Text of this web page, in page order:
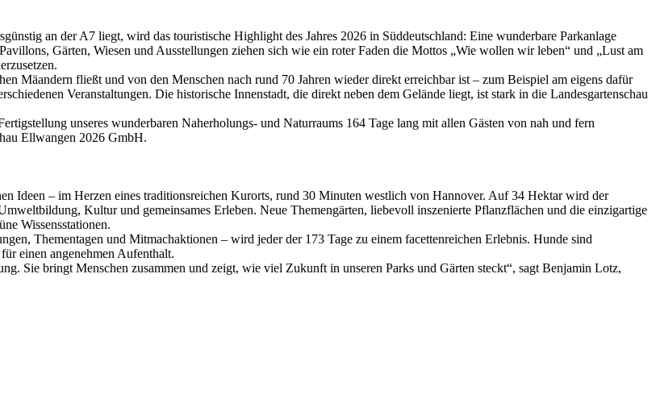
an der A7 liegt, wird das touristische Highlight des Jahres 2026 in Süddeutschland: Eine wunderbare Parkanlage
Gärten, Wiesen und Ausstellungen ziehen sich wie ein roter Faden die Mottos „Wie wollen wir leben“ und „Lust am
Mäandern fließt und von den Menschen nach rund 70 Jahren wieder direkt erreichbar ist – zum Beispiel am eigens dafür
Veranstaltungen. Die historische Innenstadt, die direkt neben dem Gelände liegt, ist stark in die Landesgartenschau
unseres wunderbaren Naherholungs- und Naturraums 164 Tage lang mit allen Gästen von nah und fern
Ellwangen 2026 GmbH.
Ideen – im Herzen eines traditionsreichen Kurorts, rund 30 Minuten westlich von Hannover. Auf 34 Hektar wird der
Kultur und gemeinsames Erleben. Neue Themengärten, liebevoll inszenierte Pflanzflächen und die einzigartige
Wissensstationen.
Thementagen und Mitmachaktionen – wird jeder der 173 Tage zu einem facettenreichen Erlebnis. Hunde sind
einen angenehmen Aufenthalt.
Sie bringt Menschen zusammen und zeigt, wie viel Zukunft in unseren Parks und Gärten steckt“, sagt Benjamin Lotz,